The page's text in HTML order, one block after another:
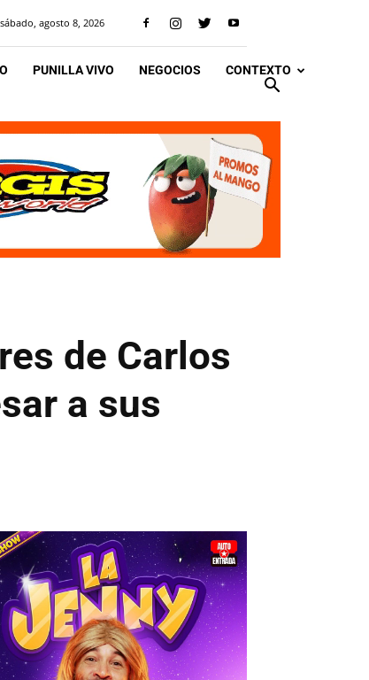
sábado, agosto 8, 2026
PUNILLA VIVO NEGOCIOS CONTEXTO
de Carlos
a sus